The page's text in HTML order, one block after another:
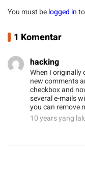
You must belogged in
1 Komentar
hacking
When I originally
new comments
checkbox and
several e-mails
you can remove
10 years yang